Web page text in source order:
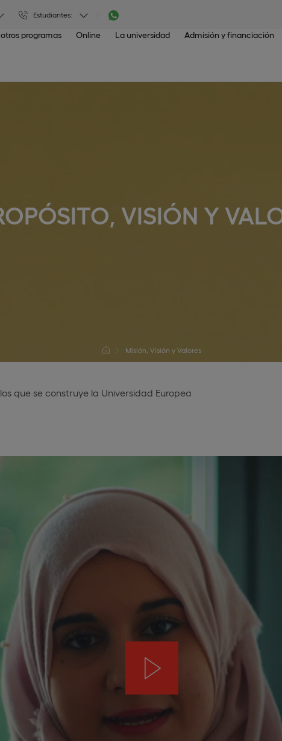
Estudiantes:
otros programas Online La universidad Admisión y financiación
VISIÓN Y
Misión, Visión y Valores
que se construye la Universidad Europea